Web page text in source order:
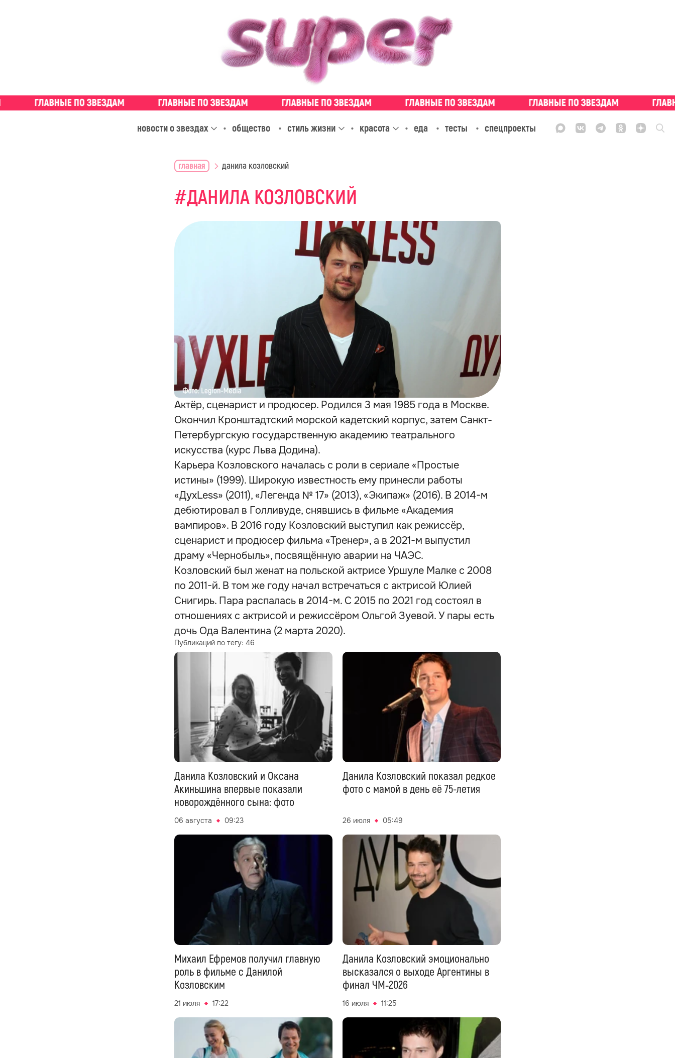
новости о звездах общество стиль жизни красота еда тесты спецпроекты
главная данила козловский
ДАНИЛА КОЗЛОВСКИЙ
Актёр, сценарист и продюсер. Родился 3 мая 1985 года в Москве.
Окончил Кронштадтский морской кадетский корпус, затем Санкт-
Петербургскую государственную академию театрального
искусства (курс Льва Додина).
Карьера Козловского началась с роли в сериале «Простые
истины» (1999). Широкую известность ему принесли работы
«ДухLess» (2011), «Легенда № 17» (2013), «Экипаж» (2016). В 2014-м
дебютировал в Голливуде, снявшись в фильме «Академия
вампиров». В 2016 году Козловский выступил как режиссёр,
сценарист и продюсер фильма «Тренер», а в 2021-м выпустил
драму «Чернобыль», посвящённую аварии на ЧАЭС.
Козловский был женат на польской актрисе Уршуле Малке с 2008
по 2011-й. В том же году начал встречаться с актрисой Юлией
Снигирь. Пара распалась в 2014-м. С 2015 по 2021 год состоял в
отношениях с актрисой и режиссёром Ольгой Зуевой. У пары есть
дочь Ода Валентина (2 марта 2020).
Публикаций по тегу: 46
Данила Козловский и Оксана
Акиньшина впервые показали
новорождённого сына: фото
06 августа 09:23
Данила Козловский показал редкое
фото с мамой в день её 75-летия
26 июля 05:49
Михаил Ефремов получил главную
роль в фильме с Данилой
Козловским
21 июля 17:22
Данила Козловский эмоционально
высказался о выходе Аргентины в
финал ЧМ‑2026
16 июля 11:25